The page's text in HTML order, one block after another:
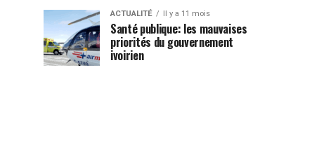
ACTUALITÉ Il y a 11 mois
Santé publique: les mauvaises
priorités du gouvernement
ivoirien